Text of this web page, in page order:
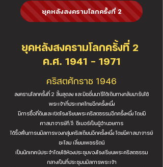
ยุคหลังสงครามโลกครั้งที่ 2
ยุคหลังสงครามโลกครั้งที่ 2
ค.ศ. 1941 – 1971
คริสตศักราช 1946
สงครามโลกครั้งที่ 2 สิ้นสุดลง และมิชชั่นนารีได้เดินทางกลับมารับใช้
พระเจ้าที่ประเทศไทยอีกครั้งหนึ่ง
มีการซื้อที่ดินและเปิดโรงเรียนพระคริสตธรรมอีกครั้งหนึ่ง โดยมี
ศาสนาจารย์ที.จี. ซีเมอร์เป็นผู้อำนวยการ
ได้รื้อฟื้นการนมัสการของกลุ่มคริสเตียนอีกครั้งหนึ่ง โดยมีศาสนาจารย์
ชะโลม เลี่ยมเพชรรัตน์
เป็นนักเทศน์ประจำโดยใช้ห้องประชุมของโรงเรียนพระคริสตธรรม
กลางเป็นที่ประชุมนมัสการพระเจ้า